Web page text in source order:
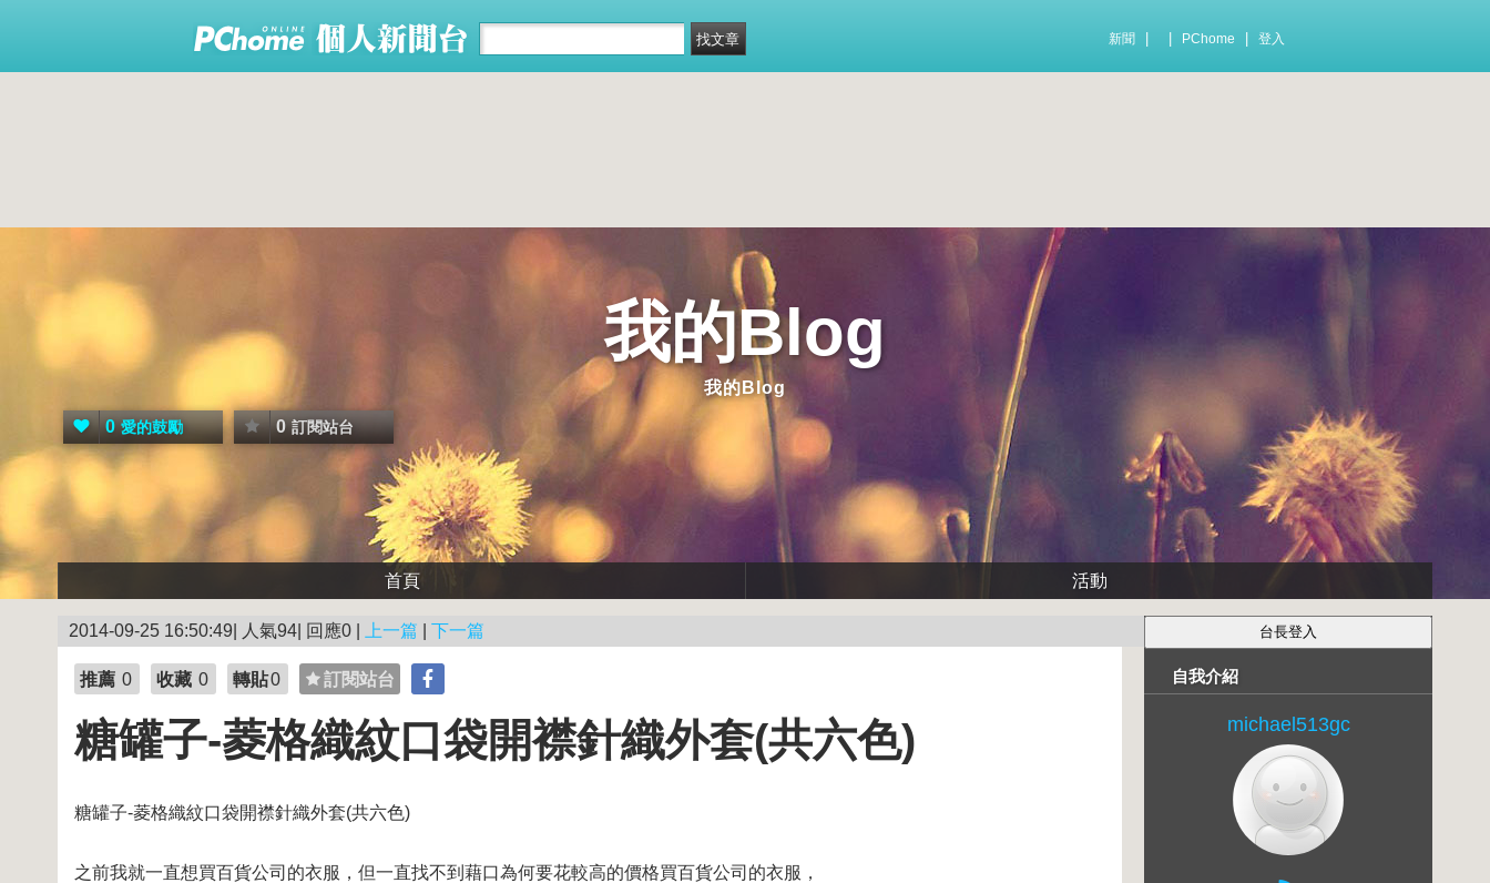
新聞 PChome 登入
我的Blog
我的Blog
0 愛的鼓勵 0 訂閱站台
首頁 活動
2014-09-25 16:50:49| 人氣94| 回應0 | 上一篇 下一篇
推薦 0 收藏 0 轉貼0 訂閱站台
糖罐子-菱格織紋口袋開襟針織外套(共六色)
糖罐子-菱格織紋口袋開襟針織外套(共六色)
之前我就一直想買百貨公司的衣服，但一直找不到藉口為何要花較高的價格買百貨公司的衣服，
自我介紹
michael513gc